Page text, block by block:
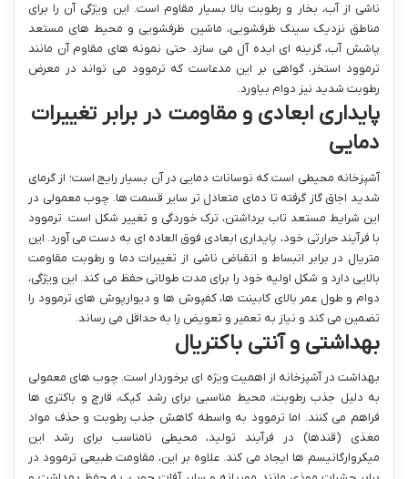
ناشی از آب، بخار و رطوبت بالا بسیار مقاوم است. این ویژگی آن را برای
مناطق نزدیک سینک ظرفشویی، ماشین ظرفشویی و محیط های مستعد
پاشش آب، گزینه ای ایده آل می سازد. حتی نمونه های مقاوم آن مانند
ترموود استخر، گواهی بر این مدعاست که ترموود می تواند در معرض
رطوبت شدید نیز دوام بیاورد.
پایداری ابعادی و مقاومت در برابر تغییرات
دمایی
آشپزخانه محیطی است که نوسانات دمایی در آن بسیار رایج است؛ از گرمای
شدید اجاق گاز گرفته تا دمای متعادل تر سایر قسمت ها. چوب معمولی در
این شرایط مستعد تاب برداشتن، ترک خوردگی و تغییر شکل است. ترموود
با فرآیند حرارتی خود، پایداری ابعادی فوق العاده ای به دست می آورد. این
متریال در برابر انبساط و انقباض ناشی از تغییرات دما و رطوبت مقاومت
بالایی دارد و شکل اولیه خود را برای مدت طولانی حفظ می کند. این ویژگی،
دوام و طول عمر بالای کابینت ها، کفپوش ها و دیوارپوش های ترموود را
تضمین می کند و نیاز به تعمیر و تعویض را به حداقل می رساند.
بهداشتی و آنتی باکتریال
بهداشت در آشپزخانه از اهمیت ویژه ای برخوردار است. چوب های معمولی
به دلیل جذب رطوبت، محیط مناسبی برای رشد کپک، قارچ و باکتری ها
فراهم می کنند. اما ترموود به واسطه کاهش جذب رطوبت و حذف مواد
مغذی (قندها) در فرآیند تولید، محیطی نامناسب برای رشد این
میکروارگانیسم ها ایجاد می کند. علاوه بر این، مقاومت طبیعی ترموود در